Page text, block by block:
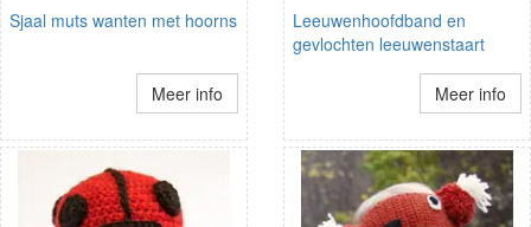
Sjaal muts wanten met hoorns
Meer info
Leeuwenhoofdband en
gevlochten leeuwenstaart
Meer info